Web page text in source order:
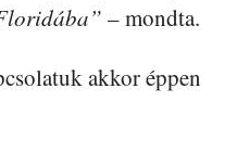
– mondta.
akkor éppen